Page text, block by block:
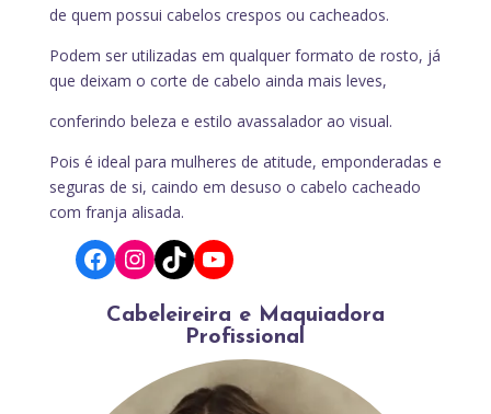
de quem possui cabelos crespos ou cacheados.
Podem ser utilizadas em qualquer formato de rosto, já
que deixam o corte de cabelo ainda mais leves,
conferindo beleza e estilo avassalador ao visual.
Pois é ideal para mulheres de atitude, emponderadas e
seguras de si, caindo em desuso o cabelo cacheado
com franja alisada.
Facebook
Instagram
TikTokYouTube
Cabeleireira e Maquiadora
Profissional